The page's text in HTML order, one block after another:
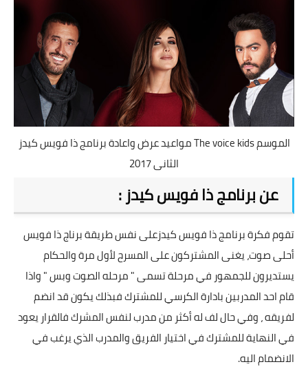
مواعيد عرض واعادة برنامج ذا فويس كيدز The voice kids الموسم
الثانى 2017
عن برنامج ذا فويس كيدز :
تقوم فكرة برنامجذا فويس كيدزعلى نفس طريقة برناج ذا فويس
أحلى صوت، يغنى المشتركون على المسرح لأول مرة والحكام
يستديرون للجمهور في مرحلة تسمى " مرحله الصوت وبس " واذا
قام احد المدربين بادارة الكرسي للمشترك فبذلك يكون قد انضم
لفريقه ، وفي حال لف له أكثر من مدرب لنفس المشرك فالقرار يعود
في النهاية للمشترك في اختيار الفريق والمدرب الذي يرغب في
الانضمام اليه.